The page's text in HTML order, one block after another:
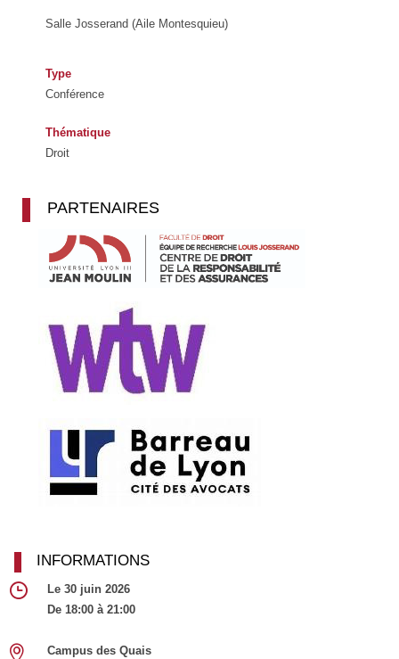
Salle Josserand (Aile Montesquieu)
Type
Conférence
Thématique
Droit
PARTENAIRES
INFORMATIONS
Le 30 juin 2026
De 18:00 à 21:00
Campus des Quais